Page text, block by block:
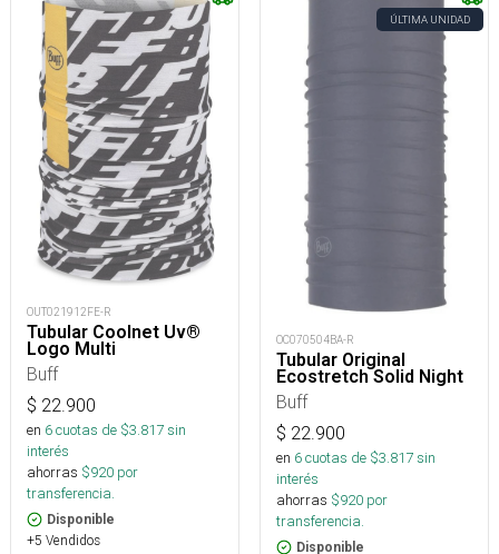
OUT021912FE-R
Tubular Coolnet Uv®
Logo Multi
Buff
$ 22.900
en 6cuotas de $3.817sin
interés
ahorras $920 por
transferencia.
Disponible
+5 Vendidos
ÚLTIMA UNIDAD
OC070504BA-R
Tubular Original
Ecostretch Solid Night
Buff
$ 22.900
en 6cuotas de $3.817sin
interés
ahorras $920 por
transferencia.
Disponible